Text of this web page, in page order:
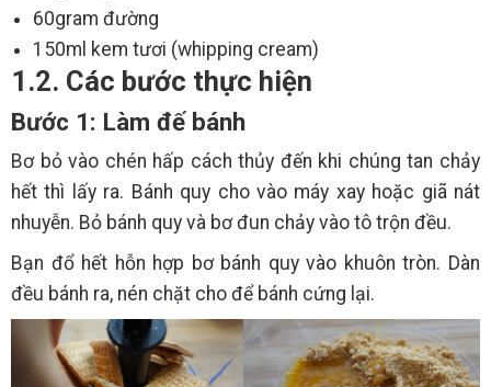
60gram đường
150ml kem tươi (whipping cream)
1.2. Các bước thực hiện
Bước 1: Làm đế bánh
Bơ bỏ vào chén hấp cách thủy đến khi chúng tan chảy
hết thì lấy ra. Bánh quy cho vào máy xay hoặc giã nát
nhuyễn. Bỏ bánh quy và bơ đun chảy vào tô trộn đều.
Bạn đổ hết hỗn hợp bơ bánh quy vào khuôn tròn. Dàn
đều bánh ra, nén chặt cho để bánh cứng lại.